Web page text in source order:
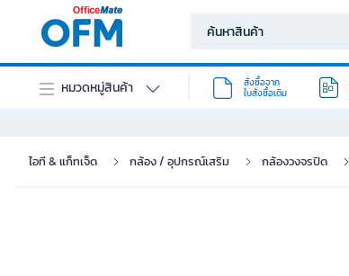
หมวดหมู่สินค้า
สั่งซื้อจาก
ใบสั่งซื้อเดิม
ไอที & แก็ทเจ็ด กล้อง / อุปกรณ์เสริม กล้องวงจรปิด